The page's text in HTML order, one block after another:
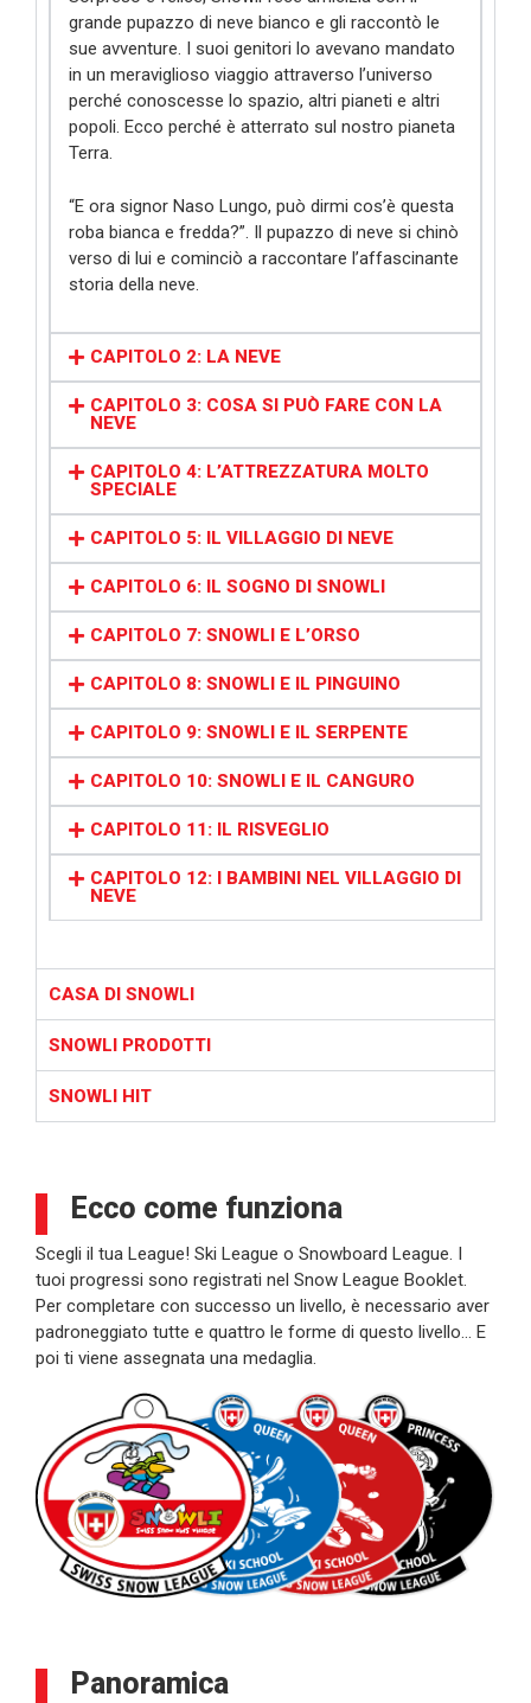
grande pupazzo di neve bianco e gli raccontò le
sue avventure. I suoi genitori lo avevano mandato
in un meraviglioso viaggio attraverso l’universo
perché conoscesse lo spazio, altri pianeti e altri
popoli. Ecco perché è atterrato sul nostro pianeta
Terra.
“E ora signor Naso Lungo, può dirmi cos’è questa
roba bianca e fredda?”. Il pupazzo di neve si chinò
verso di lui e cominciò a raccontare l’affascinante
storia della neve.
CAPITOLO 2: LA NEVE
CAPITOLO 3: COSA SI PUÒ FARE CON LA
NEVE
CAPITOLO 4: L’ATTREZZATURA MOLTO
SPECIALE
CAPITOLO 5: IL VILLAGGIO DI NEVE
CAPITOLO 6: IL SOGNO DI SNOWLI
CAPITOLO 7: SNOWLI E L’ORSO
CAPITOLO 8: SNOWLI E IL PINGUINO
CAPITOLO 9: SNOWLI E IL SERPENTE
CAPITOLO 10: SNOWLI E IL CANGURO
CAPITOLO 11: IL RISVEGLIO
CAPITOLO 12: I BAMBINI NEL VILLAGGIO DI
NEVE
CASA DI SNOWLI
SNOWLI PRODOTTI
SNOWLI HIT
Ecco come funziona
Scegli il tua League! Ski League o Snowboard League. I
tuoi progressi sono registrati nel Snow League Booklet.
Per completare con successo un livello, è necessario aver
padroneggiato tutte e quattro le forme di questo livello… E
poi ti viene assegnata una medaglia.
Panoramica